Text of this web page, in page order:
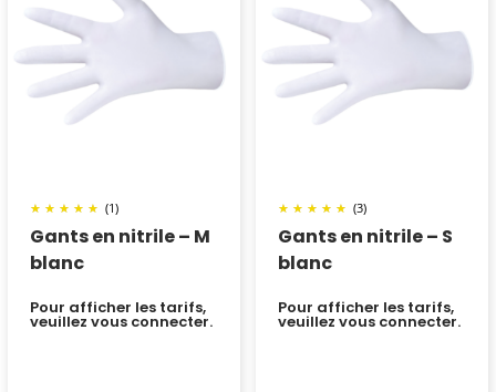
Gants en nitrile – M
blanc
(1)
Pour afficher les tarifs,
veuillez vous connecter.
Gants en nitrile – S
blanc
(3)
Pour afficher les tarifs,
veuillez vous connecter.